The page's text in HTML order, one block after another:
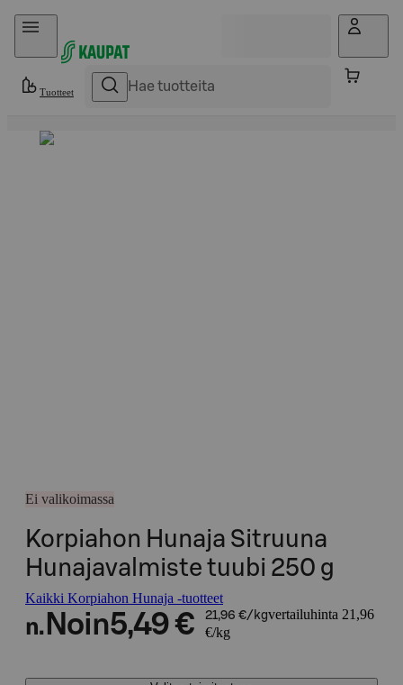
Hyppää sisältöön
Tuotteet
Ei valikoimassa
Korpiahon Hunaja Sitruuna
Hunajavalmiste tuubi 250 g
Kaikki Korpiahon Hunaja -tuotteet
n. Noin5,49 € 21,96 €/kgvertailuhinta 21,96
€/kg